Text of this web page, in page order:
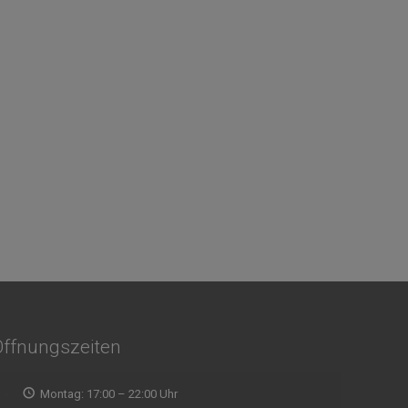
Montag: 17:00 – 22:00 Uhr